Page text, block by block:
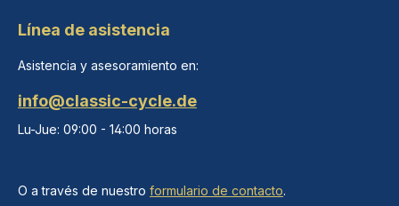
Línea de asistencia
Asistencia y asesoramiento en:
info@classic-cycle.de
Lu-Jue: 09:00 - 14:00 horas
O a través de nuestro formulario de contacto.